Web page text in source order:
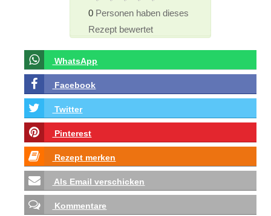
0 Personen haben dieses
Rezept bewertet
WhatsApp
Facebook
Twitter
Pinterest
Rezept merken
Als Email verschicken
Kommentare